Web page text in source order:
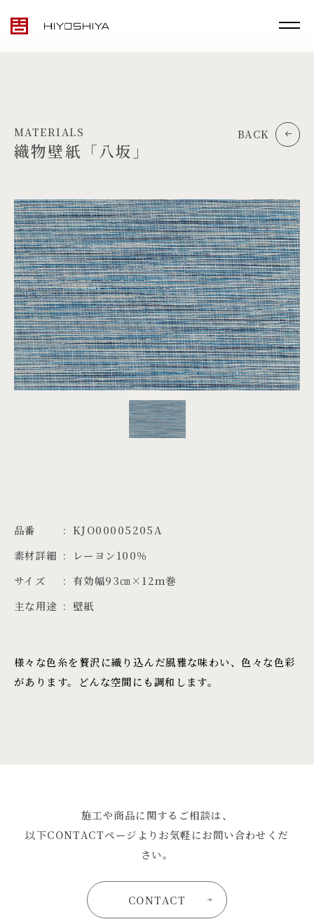
TOP
MATERIALS
PRODUCTS
ARTWORK
PROJECTS
ZH
MATERIALS
織物壁紙「八坂」
BACK
品番
KJO00005205A
素材詳細
レーヨン100％
サイズ
有効幅93㎝×12ｍ巻
主な用途
壁紙
様々な色糸を贅沢に織り込んだ風雅な味わい、色々な色彩
があります。どんな空間にも調和します。
施工や商品に関するご相談は、
以下CONTACTページよりお気軽にお問い合わせくだ
さい。
CONTACT